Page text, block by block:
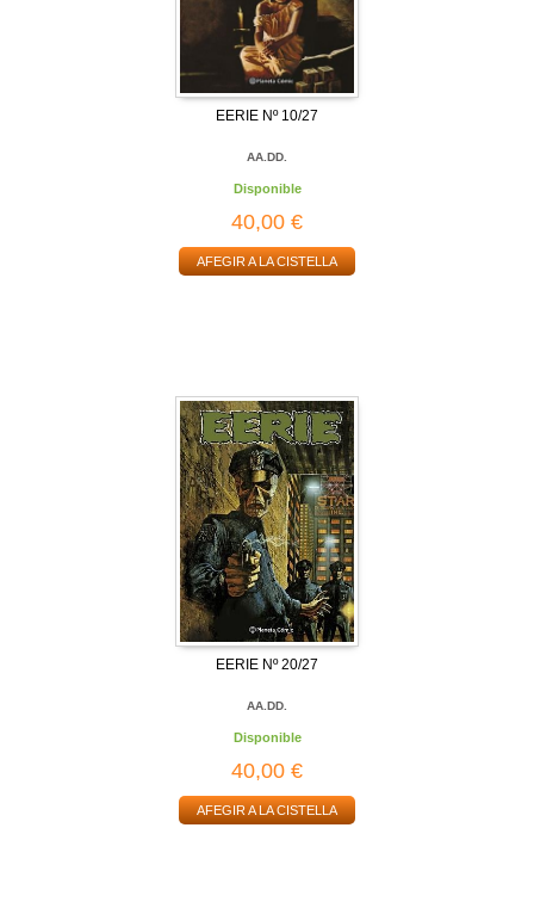
EERIE Nº 10/27
AA.DD.
Disponible
40,00 €
AFEGIR A LA CISTELLA
EERIE Nº 20/27
AA.DD.
Disponible
40,00 €
AFEGIR A LA CISTELLA